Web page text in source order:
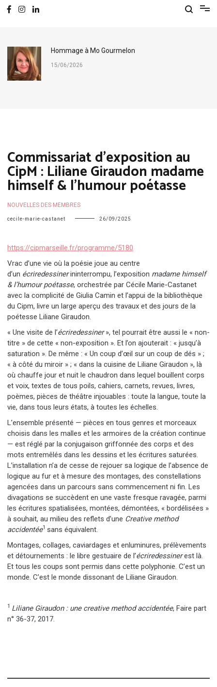
Hommage à Mo Gourmelon
15/06/2026
Commissariat d’exposition au
CipM : Liliane Giraudon madame
himself & l’humour poétasse
NOUVELLES DES MEMBRES
cecile-marie-castanet 26/09/2025
https://cipmarseille.fr/programme/5180
Vrac d’une vie où la poésie joue au centre
d’un écriredessinerininterrompu, l’exposition madame himself
& l’humour poétasse, orchestrée par Cécile Marie-Castanet
avec la complicité de Giulia Camin et l’appui de la bibliothèque
du Cipm, livre un large aperçu des travaux et des jours de la
poétesse Liliane Giraudon.
« Une visite de l’écriredessiner», tel pourrait être aussi le « non-
titre » de cette « non-exposition ». Et l’on ajouterait : « jusqu’à
saturation ». De même : « Un coup d’œil sur un coup de dés » ;
« à côté du miroir » ; « dans la cuisine de Liliane Giraudon », là
où chauffe jour et nuit le chaudron dans lequel bouillent corps
et voix, textes de tous poils, cahiers, carnets, revues, livres,
poèmes, pièces de théâtre injouables : toute la langue, toute la
vie, dans tous leurs états, à toutes les échelles.
L’ensemble présenté — pièces en tous genres et morceaux
choisis dans les malles et les armoires de la création continue
— est réglé par la conjugaison griffonnée des corps et des
mots entremêlés dans les dessins et les écritures saturées.
L’installation n’a de cesse de rejouer sa logique de l’absence de
logique au fur et à mesure des montages, des constellations
agencées dans un parcours sans commencement ni fin. Les
divagations se succèdent en une vaste fresque ravagée, parmi
les écritures spatialisées, montées, démontées, « bordélisées »
à souhait, au milieu des reflets d’une Creative method
accidentée1 sans équivalent.
Montages, collages, caviardages et enluminures, prélèvements
et détournements : le libre gestuaire de l’écriredessinerest là.
Et tous les coups sont permis dans cette polyphonie. C’est un
monde. C’est le monde dissonant de Liliane Giraudon.
1 Liliane Giraudon : une creative method accidentée, Faire part
n° 36-37, 2017.